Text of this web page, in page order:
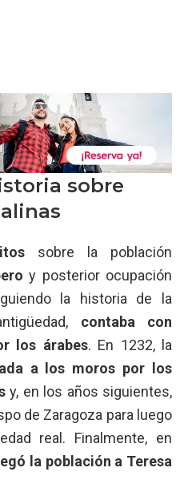
sobre
sobre la población
y posterior ocupación
la historia de la
contaba con
los árabes. En 1232, la
a los moros por los
y, en los años siguientes,
de Zaragoza para luego
real. Finalmente, en
la población a Teresa